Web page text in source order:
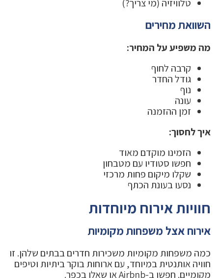
טלוויזיה (מי צריך?)
השוואת מחירים
מה משפיע על המחיר:
קרבה לחוף
גודל החדר
נוף
עונה
זמן ההזמנה
איך לחסוך:
הזמינו מוקדם מאוד
חפשו סטודיו עם מטבחון
שקלו מיקום פחות מרכזי
נסעו בעונת הכתף
חוויות אירוח מיוחדות
אירוח אצל משפחות מקומיות
כמה משפחות מקומיות משכירות חדרים בבתים שלהן. זו
חוויה אותנטית במיוחד, עם ארוחות בוקר ביתיות וטיפים
מקומיים. חפשו ב-Airbnb או שאלו בכפר.